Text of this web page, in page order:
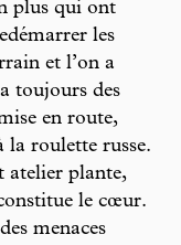
plus qui ont
les
et l’on a
toujours des
en route,
la roulette russe.
atelier plante,
le cœur.
menaces